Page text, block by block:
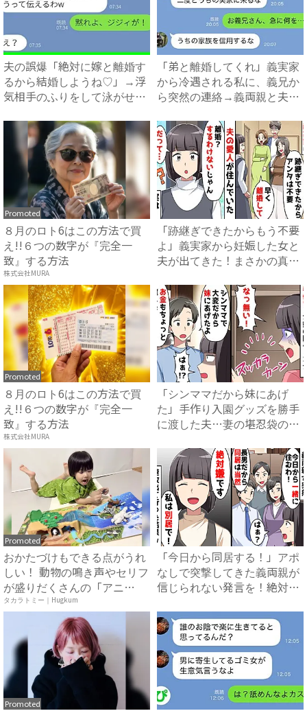
夫の誤爆「絶対に嫁と離婚す
るから結婚しようね♡」→浮
気相手のふりをして泳がせて
「弟と離婚してくれ」義実家
から冷遇される私に、義兄か
ら突然の連絡→義両親と夫が
Promoted
８月のロト6はこの方法で買
え!!６つの数字が『完全一
致』する方法
株式会社MURA
「跡継ぎできたからもう不要
よ」義実家から妊娠した女と
夫が出てきた！まさかの真相
Promoted
８月のロト6はこの方法で買
え!!６つの数字が『完全一
致』する方法
株式会社MURA
「シンママだから妹にあげ
た」手作り入園グッズを勝手
に渡した夫…妻の堪忍袋の緒
Promoted
おかたづけもできる点がうれ
しい！ 動物の鳴き声やセリフ
が盛りだくさんの「アニ
ア ...
タカラトミー｜Hugkum
「今日から同居する！」アポ
なしで突撃してきた義両親が
信じられない発言を！絶対嫌
Promoted